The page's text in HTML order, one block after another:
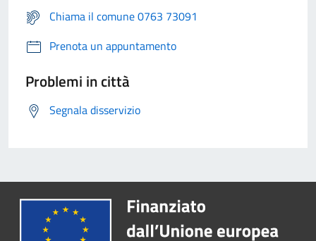
Chiama il comune 0763 73091
Prenota un appuntamento
Problemi in città
Segnala disservizio